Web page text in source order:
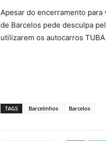
Apesar do encerramento para
de Barcelos pede desculpa
utilizarem os autocarros
TAGS Barcelinhos Barcelos